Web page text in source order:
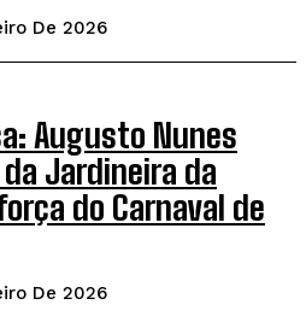
De 2026
Augusto Nunes
Jardineira da
do Carnaval de
De 2026